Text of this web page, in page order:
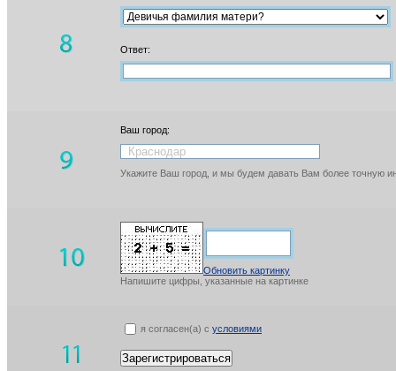
Ответ:
Ваш город:
Укажите Ваш город, и мы будем давать Вам более точную
Обновить картинку
Напишите цифры, указанные на картинке
я согласен(а) с условиями
Зарегистрироваться